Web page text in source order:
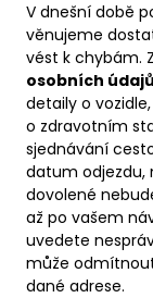
V dnešní době
věnujeme
vést k chybám.
osobních údajů
detaily o
o zdravotním
sjednávání
datum odjezdu,
dovolené
až po vašem
uvedete
může
dané adrese.